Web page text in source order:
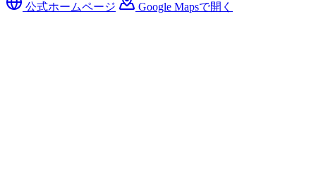
公式ホームページ
Google Mapsで開く